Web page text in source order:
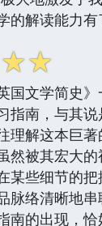
的解读能力有
☆☆
国文学简史
指南，与其
理解这本巨著
然被其宏大
某些细节的
脉络清晰地
南的出现，